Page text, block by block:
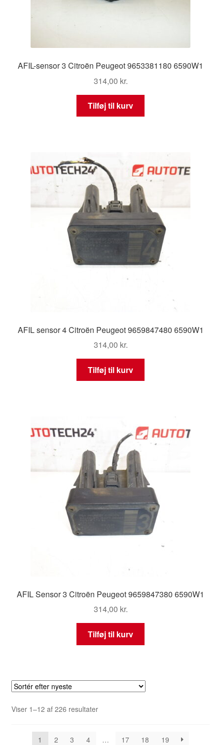
AFIL-sensor 3 Citroën Peugeot 9653381180 6590W1
314,00 kr.
Tilføj til kurv
AFIL sensor 4 Citroën Peugeot 9659847480 6590W1
314,00 kr.
Tilføj til kurv
AFIL Sensor 3 Citroën Peugeot 9659847380 6590W1
314,00 kr.
Tilføj til kurv
Viser 1–12 af 226 resultaterSorteret
1
2 3 4 … 17 18 19